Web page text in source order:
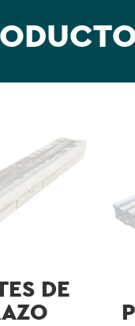
DE